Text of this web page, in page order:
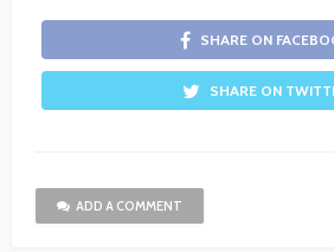
SHARE ON
SHARE ON
ADD A COMMENT